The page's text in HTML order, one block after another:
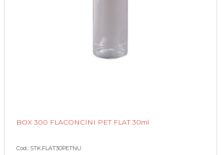
BOX 300 FLACONCINI PET FLAT 30ml
Cod.: STK.FLAT30PETNU